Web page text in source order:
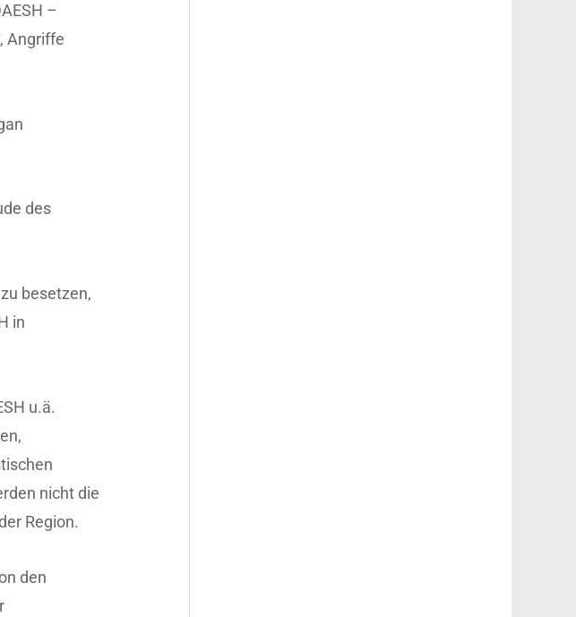
–
Angriffe
des
besetzen,
in
u.ä.
nicht die
Region.
den